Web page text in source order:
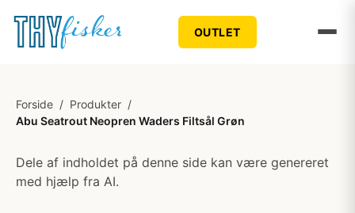
OUTLET
Forside / Produkter /
Abu Seatrout Neopren Waders Filtsål Grøn
Dele af indholdet på denne side kan være genereret
med hjælp fra AI.